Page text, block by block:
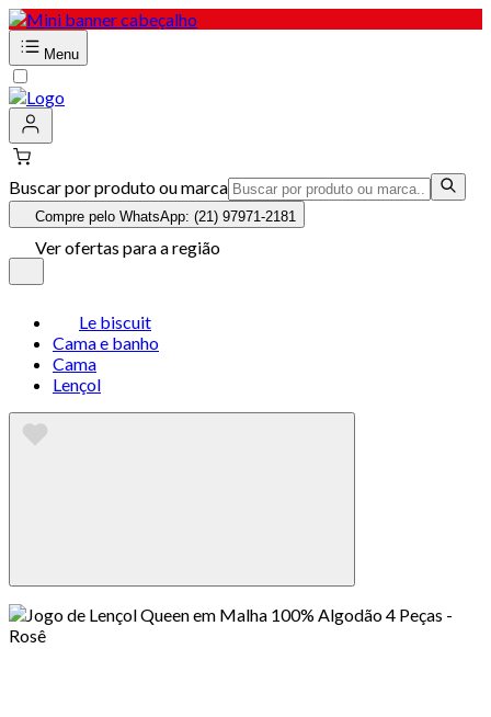
Menu
Buscar por produto ou marca
Compre pelo WhatsApp: (21) 97971-2181
Ver ofertas para a região
Le biscuit
Cama e banho
Cama
Lençol